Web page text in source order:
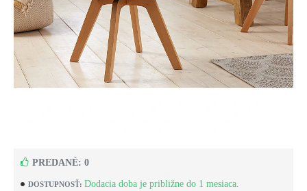
DOSTUPNOSŤ: Dodacia doba je približne do 1 mesiaca.
PREDANÉ: 0